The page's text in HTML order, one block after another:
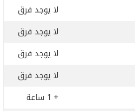
لا يوجد فرق
لا يوجد فرق
لا يوجد فرق
لا يوجد فرق
+ 1 ساعة